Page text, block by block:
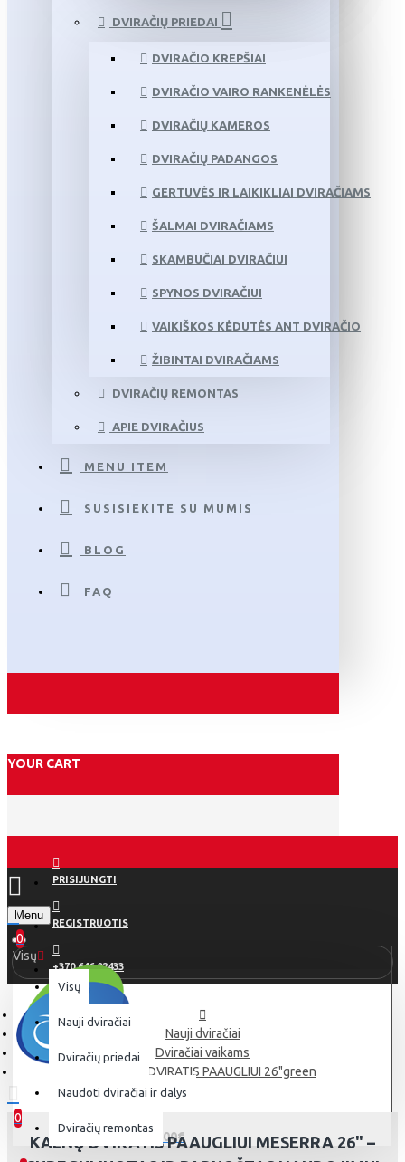
DVIRAČIŲ PRIEDAI
DVIRAČIO KREPŠIAI
DVIRAČIO VAIRO RANKENĖLĖS
DVIRAČIŲ KAMEROS
DVIRAČIŲ PADANGOS
GERTUVĖS IR LAIKIKLIAI DVIRAČIAMS
ŠALMAI DVIRAČIAMS
SKAMBUČIAI DVIRAČIUI
SPYNOS DVIRAČIUI
VAIKIŠKOS KĖDUTĖS ANT DVIRAČIO
ŽIBINTAI DVIRAČIAMS
DVIRAČIŲ REMONTAS
APIE DVIRAČIUS
MENU ITEM
SUSISIEKITE SU MUMIS
BLOG
FAQ
YOUR CART
PRISIJUNGTI
REGISTRUOTIS
+370 646 02433
Menu
0
0
0 prekė(s) - 0.00€
Visų
Visų
Nauji dviračiai
Dviračių priedai
Naudoti dviračiai ir dalys
Dviračių remontas
Nauji dviračiai
Dviračiai vaikams
MESERRA DVIRATIS PAAUGLIUI 26"green
KALNŲ DVIRATIS PAAUGLIUI MESERRA 26" –